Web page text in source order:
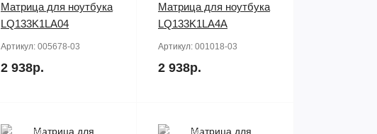
Матрица для ноутбука
LQ133K1LA04
Артикул: 005678-03
2 938р.
Матрица для ноутбука
LQ133K1LA4A
Артикул: 001018-03
2 938р.
Продано Продано